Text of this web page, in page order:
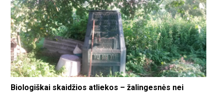
Biologiškai skaidžios atliekos – žalingesnės nei